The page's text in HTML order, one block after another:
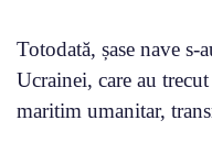
Totodată, șase nave
Ucrainei, care au
maritim umanitar,